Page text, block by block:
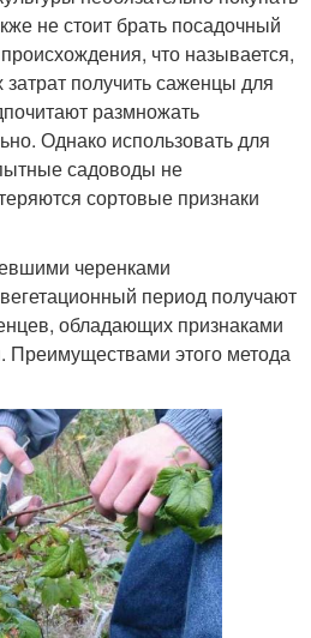
не стоит брать посадочный
что называется,
получить саженцы для
размножать
Однако использовать для
садоводы не
сортовые признаки
черенками
период получают
обладающих признаками
Преимуществами этого метода